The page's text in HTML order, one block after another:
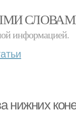
информацией.
нижних